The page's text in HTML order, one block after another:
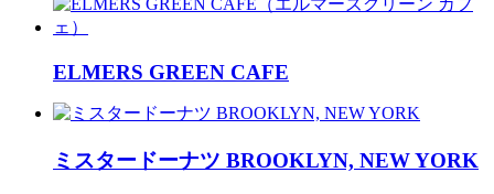
ELMERS GREEN CAFE
ミスタードーナツ BROOKLYN, NEW YORK